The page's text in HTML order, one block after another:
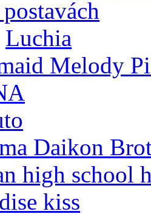
Luchia
Melody
Daikon
high school
kiss